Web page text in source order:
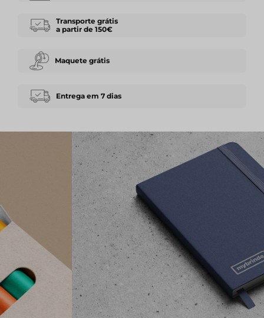
Transporte grátis
a partir de 150€
Maquete grátis
Entrega em 7 dias